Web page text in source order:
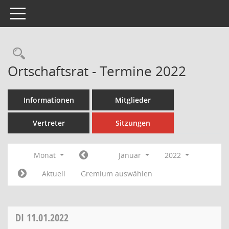
Toggle navigation
Rechercheauswahl
Ortschaftsrat - Termine 2022
Informationen Mitglieder
Vertreter Sitzungen
Monat Januar
2022
Aktuell
Gremium auswählen
DI 11.01.2022